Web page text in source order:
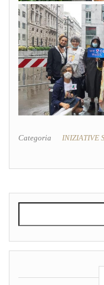
Categoria INIZIATIVE